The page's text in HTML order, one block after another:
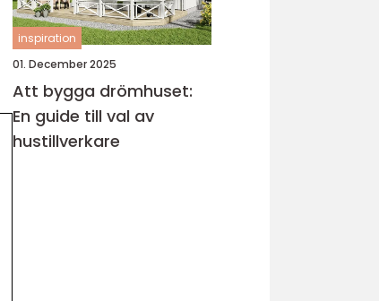
inspiration
01. December 2025
Att bygga drömhuset:
En guide till val av
hustillverkare